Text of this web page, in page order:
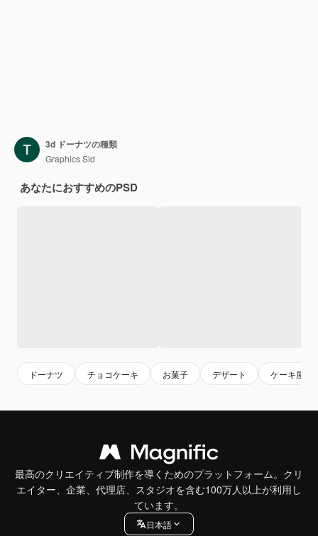
3d ドーナツの種類
Graphics Sid
あなたにおすすめのPSD
ドーナツ チョコケーキ お菓子 デザート ケーキ屋
最高のクリエイティブ制作を導くためのプラットフォーム。クリ
エイター、企業、代理店、スタジオを含む100万人以上が利用し
ています。
日本語